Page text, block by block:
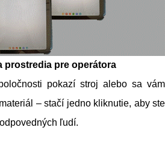
prostredia pre operátora
pokazí stroj alebo sa vám
– stačí jedno kliknutie, aby ste
ľudí.